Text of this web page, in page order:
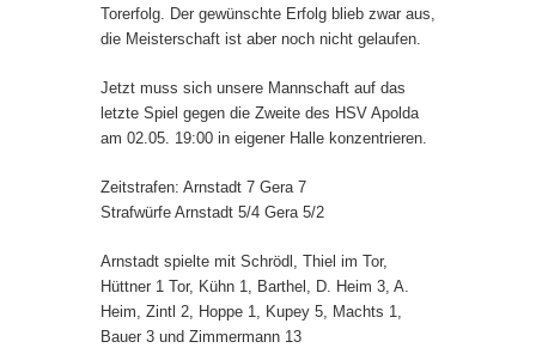
Torerfolg. Der gewünschte Erfolg blieb zwar aus,
die Meisterschaft ist aber noch nicht gelaufen.
Jetzt muss sich unsere Mannschaft auf das
letzte Spiel gegen die Zweite des HSV Apolda
am 02.05. 19:00 in eigener Halle konzentrieren.
Zeitstrafen: Arnstadt 7 Gera 7
Strafwürfe Arnstadt 5/4 Gera 5/2
Arnstadt spielte mit Schrödl, Thiel im Tor,
Hüttner 1 Tor, Kühn 1, Barthel, D. Heim 3, A.
Heim, Zintl 2, Hoppe 1, Kupey 5, Machts 1,
Bauer 3 und Zimmermann 13